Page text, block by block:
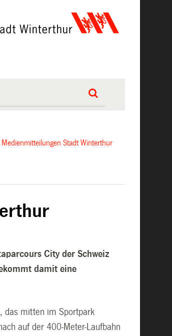
Medienmitteilungen Stadt Winterthur
City der Schweiz
damit eine
das mitten im Sportpark
auf der 400-Meter-Laufbahn